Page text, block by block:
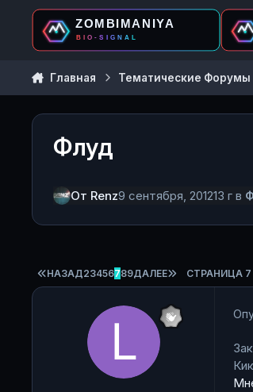
Перейти к содержанию
Главная Тематические Форумы
Флуд
От Renz9 сентября, 201213 г в
ПЕРВАЯ СТРАНИЦА
НАЗАД23456789ДАЛЕЕ ПОСЛЕДНЯЯ
СТРАНИЦА 7